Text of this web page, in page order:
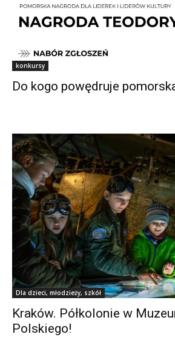
konkursy
Do kogo powędruje
Dla dzieci, młodzieży, szkół
Kraków. Półkolonie w
Polskiego!